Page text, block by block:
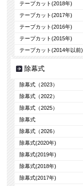
テープカット(2018年)
テープカット(2017年)
テープカット(2016年)
テープカット(2015年)
テープカット(2014年以前)
除幕式
除幕式（2023）
除幕式（2022）
除幕式（2025）
除幕式
除幕式（2026）
除幕式(2020年)
除幕式(2019年)
除幕式(2018年)
除幕式(2017年)